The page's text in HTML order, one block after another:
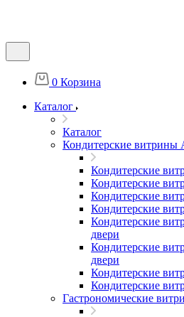
0 Корзина
Каталог
Каталог
Кондитерские витрины
Кондитерские
Кондитерские
Кондитерские
Кондитерские
Кондитерские
двери
Кондитерские
двери
Кондитерские
Кондитерские
Гастрономические